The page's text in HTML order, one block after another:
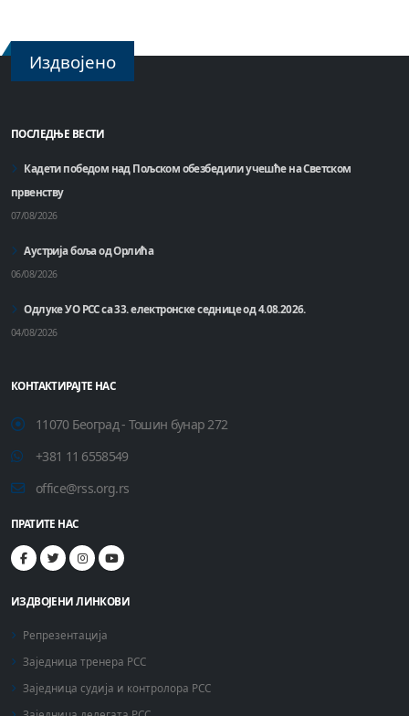
Издвојено
ПОСЛЕДЊЕ ВЕСТИ
Кадети победом над Пољском обезбедили учешће на Светском
првенству
07/08/2026
Аустрија боља од Орлића
06/08/2026
Одлуке УО РСС са 33. електронске седнице од 4.08.2026.
04/08/2026
КОНТАКТИРАЈТЕ НАС
11070 Београд - Тошин бунар 272
+381 11 6558549
office@rss.org.rs
ПРАТИТЕ НАС
ИЗДВОЈЕНИ ЛИНКОВИ
Репрезентација
Заједница тренера РСС
Заједница судија и контролора РСС